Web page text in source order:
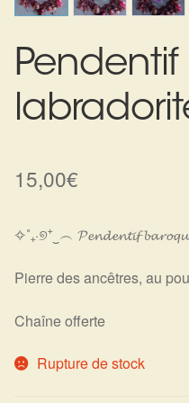
Harmonisation des
Soin beauté
Sels de bain
Cadeaux de naissance
Ésotérisme : les pratiques
15,00€
✧˚₊‧୭⁺‿︵ 𝓟𝓮𝓷𝓭𝓮𝓷𝓽𝓲𝓯
Pierre des ancêtres, au
Chaîne offerte
Rupture de stock